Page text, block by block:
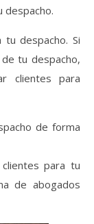
despacho.
despacho. Si
tu despacho,
clientes para
de forma
para tu
de abogados